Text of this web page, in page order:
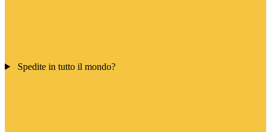
Spedite in tutto il mondo?